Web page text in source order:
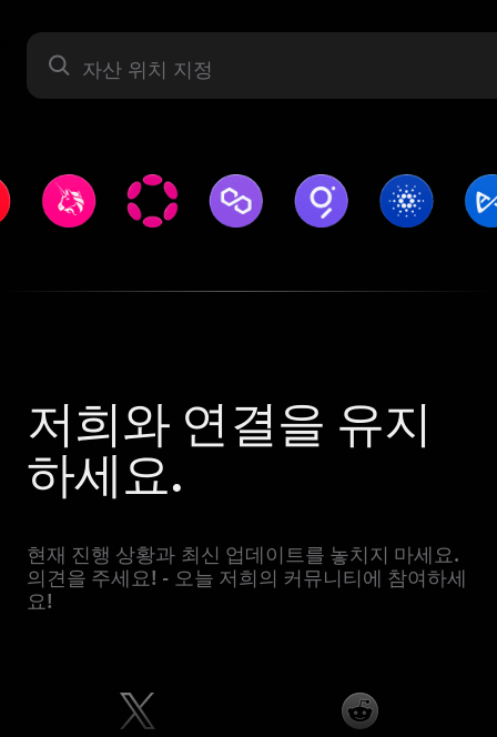
자산 라벨
저희와 연결을 유지
하세요.
현재 진행 상황과 최신 업데이트를 놓치지 마세요.
의견을 주세요! - 오늘 저희의 커뮤니티에 참여하세
요!